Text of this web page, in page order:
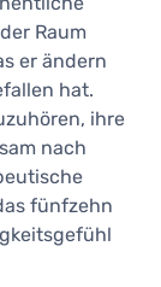
Raum
er ändern
hat.
ihre
nach
fünfzehn